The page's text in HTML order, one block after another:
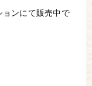
ンにて販売中で